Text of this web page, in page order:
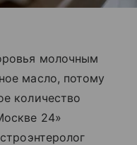
молочным
масло, потому
количество
24»